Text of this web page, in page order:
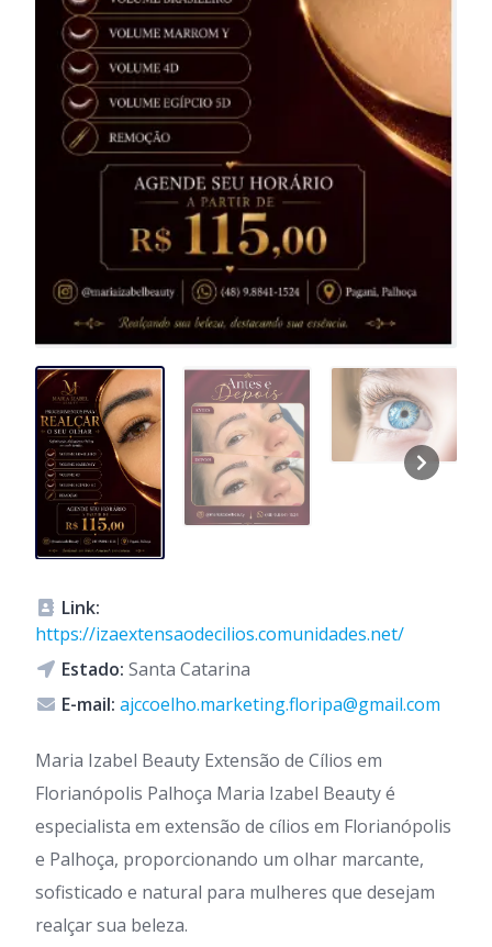
Link:
https://izaextensaodecilios.comunidades.net/
Estado: Santa Catarina
E-mail: ajccoelho.marketing.floripa@gmail.com
Maria Izabel Beauty Extensão de Cílios em
Florianópolis Palhoça Maria Izabel Beauty é
especialista em extensão de cílios em Florianópolis
e Palhoça, proporcionando um olhar marcante,
sofisticado e natural para mulheres que desejam
realçar sua beleza.